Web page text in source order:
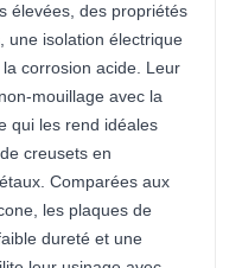
élevées, des propriétés
une isolation électrique
corrosion acide. Leur
mouillage avec la
qui les rend idéales
creusets en
Comparées aux
les plaques de
dureté et une